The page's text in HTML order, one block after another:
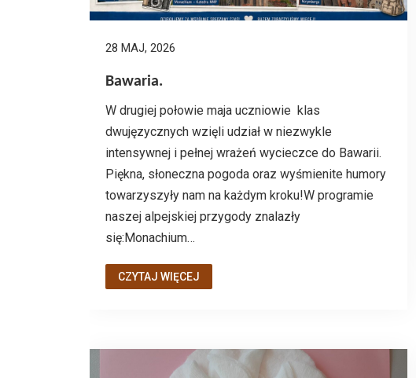
28 MAJ, 2026
Bawaria.
W drugiej połowie maja uczniowie klas
dwujęzycznych wzięli udział w niezwykle
intensywnej i pełnej wrażeń wycieczce do Bawarii.
Piękna, słoneczna pogoda oraz wyśmienite humory
towarzyszyły nam na każdym kroku!W programie
naszej alpejskiej przygody znalazły
się:Monachium…
CZYTAJ WIĘCEJ